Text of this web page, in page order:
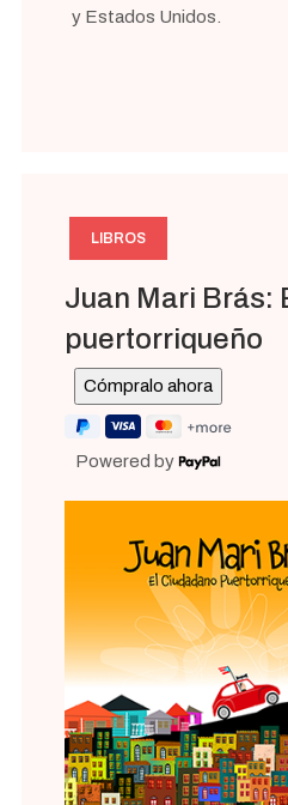
y Estados Unidos.
LIBROS
Juan Mari Brás:
puertorriqueño
Powered by